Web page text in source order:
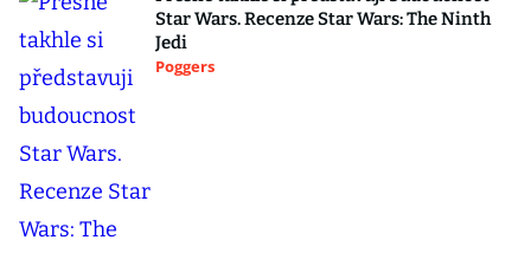
Star Wars. Recenze Star Wars: The Ninth
Jedi
Poggers